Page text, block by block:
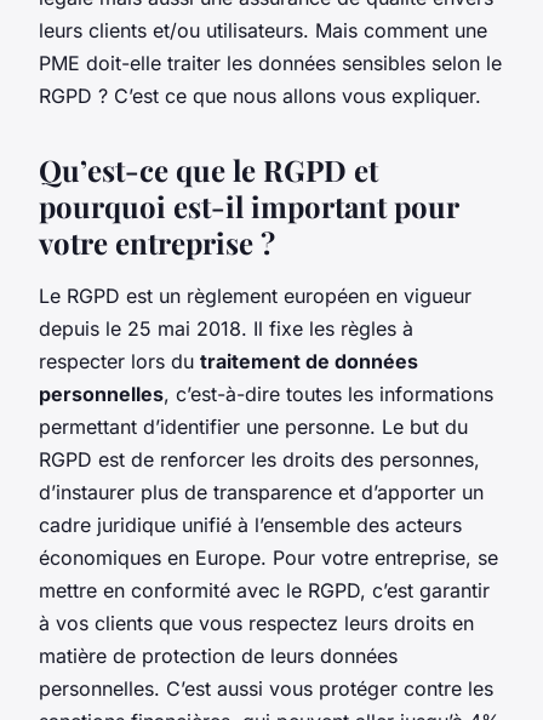
leurs clients et/ou utilisateurs. Mais comment une
PME doit-elle traiter les données sensibles selon le
RGPD ? C’est ce que nous allons vous expliquer.
Qu’est-ce que le RGPD et
pourquoi est-il important pour
votre entreprise ?
Le RGPD est un règlement européen en vigueur
depuis le 25 mai 2018. Il fixe les règles à
respecter lors du traitement de données
personnelles, c’est-à-dire toutes les informations
permettant d’identifier une personne. Le but du
RGPD est de renforcer les droits des personnes,
d’instaurer plus de transparence et d’apporter un
cadre juridique unifié à l’ensemble des acteurs
économiques en Europe. Pour votre entreprise, se
mettre en conformité avec le RGPD, c’est garantir
à vos clients que vous respectez leurs droits en
matière de protection de leurs données
personnelles. C’est aussi vous protéger contre les